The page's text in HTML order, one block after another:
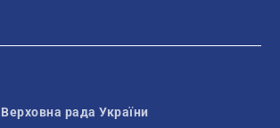
Верховна рада України